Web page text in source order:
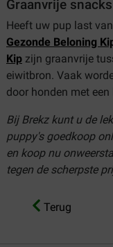
Graanvrije snacks
Heeft uw pup last
Gezonde Beloning
Kip zijn graanvrije
eiwitbron. Vaak
door honden met
Bij Brekz kunt u de
puppy's goedkoop
en koop nu
tegen de scherpste
Terug